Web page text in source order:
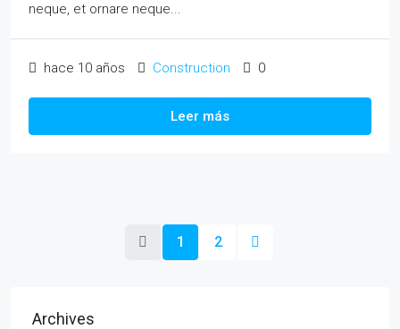
neque, et ornare neque...
hace 10 años Construction 0
Leer más
1 2
Archives